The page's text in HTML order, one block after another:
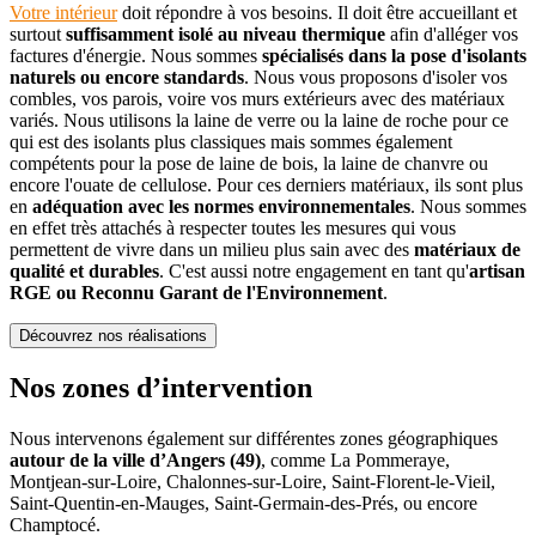
Votre intérieurdoit répondre à vos besoins. Il doit être accueillant et
surtout suffisamment isolé au niveau thermique afin d'alléger vos
factures d'énergie. Nous sommes spécialisés dans la pose d'isolants
naturels ou encore standards. Nous vous proposons d'isoler vos
combles, vos parois, voire vos murs extérieurs avec des matériaux
variés. Nous utilisons la laine de verre ou la laine de roche pour ce
qui est des isolants plus classiques mais sommes également
compétents pour la pose de laine de bois, la laine de chanvre ou
encore l'ouate de cellulose. Pour ces derniers matériaux, ils sont plus
en adéquation avec les normes environnementales. Nous sommes
en effet très attachés à respecter toutes les mesures qui vous
permettent de vivre dans un milieu plus sain avec des matériaux de
qualité et durables. C'est aussi notre engagement en tant qu'artisan
RGE ou Reconnu Garant de l'Environnement.
Découvrez nos réalisations
Nos zones d’intervention
Nous intervenons également sur différentes zones géographiques
autour de la ville d’Angers (49), comme La Pommeraye,
Montjean-sur-Loire, Chalonnes-sur-Loire, Saint-Florent-le-Vieil,
Saint-Quentin-en-Mauges, Saint-Germain-des-Prés, ou encore
Champtocé.